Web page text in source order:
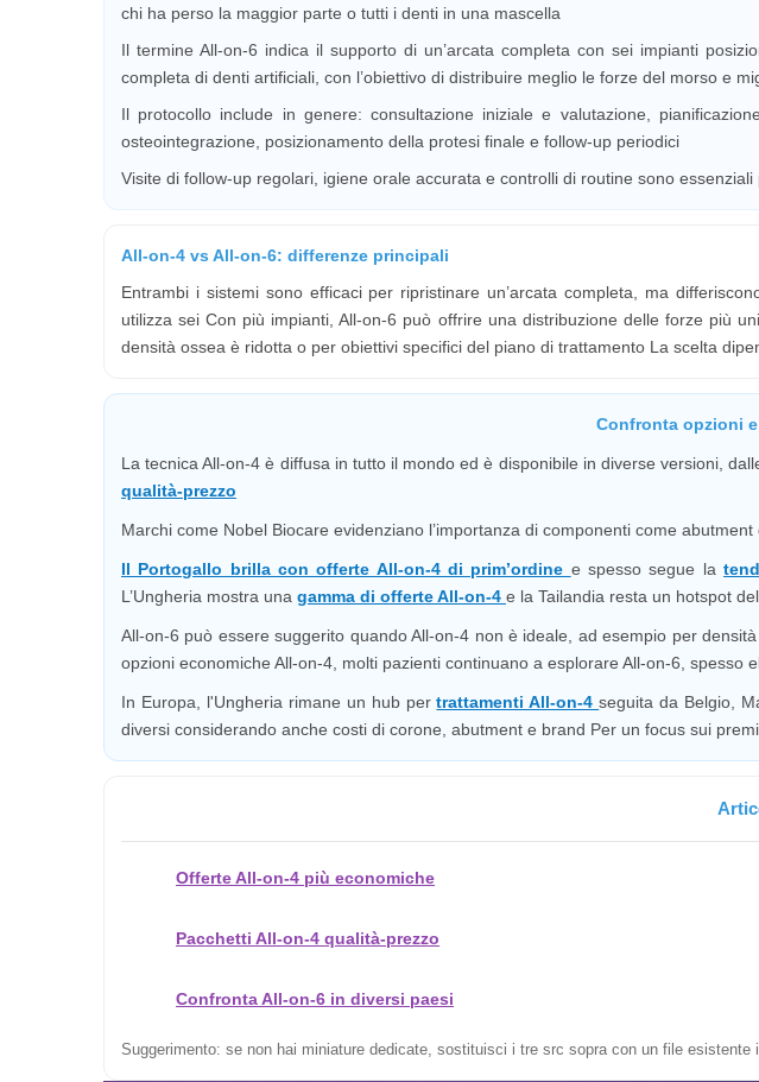
chi ha perso la maggior parte o tutti i denti in una mascella
Il termine All-on-6 indica il supporto di un’arcata completa con sei impianti
completa di denti artificiali, con l’obiettivo di distribuire meglio le forze del morso e
Il protocollo include in genere: consultazione iniziale e valutazione,
osteointegrazione, posizionamento della protesi finale e follow-up periodici
Visite di follow-up regolari, igiene orale accurata e controlli di routine sono
All-on-4 vs All-on-6: differenze principali
Entrambi i sistemi sono efficaci per ripristinare un’arcata completa, ma
utilizza sei Con più impianti, All-on-6 può offrire una distribuzione delle forze più
densità ossea è ridotta o per obiettivi specifici del piano di trattamento La scelta
Confronta opzioni
La tecnica All-on-4 è diffusa in tutto il mondo ed è disponibile in diverse versioni,
qualità-prezzo
Marchi come Nobel Biocare evidenziano l’importanza di componenti come
Il Portogallo brilla con offerte All-on-4 di prim’ordine e spesso segue la
L’Ungheria mostra una gamma di offerte All-on-4 e la Tailandia resta un hotspot
All-on-6 può essere suggerito quando All-on-4 non è ideale, ad esempio per
opzioni economiche All-on-4, molti pazienti continuano a esplorare All-on-6, spesso
In Europa, l'Ungheria rimane un hub pertrattamenti All-on-4seguita da Belgio,
diversi considerando anche costi di corone, abutment e brand Per un focus sui
Offerte All-on-4 più economiche
Pacchetti All-on-4 qualità-prezzo
Confronta All-on-6 in diversi paesi
Suggerimento: se non hai miniature dedicate, sostituisci i tre src sopra con un file esistente